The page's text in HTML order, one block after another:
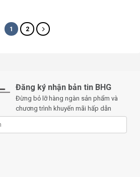
1 2
Đăng ký nhận bản tin BHG
Đừng bỏ lỡ hàng ngàn sản phẩm và
chương trình khuyến mãi hấp dẫn